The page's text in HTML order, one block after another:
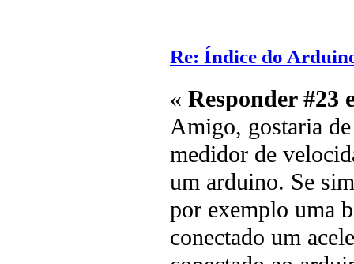
Re: Índice do
« Responder #23
Amigo, gostaria de
medidor de
um arduino. Se
por exemplo uma
conectado um